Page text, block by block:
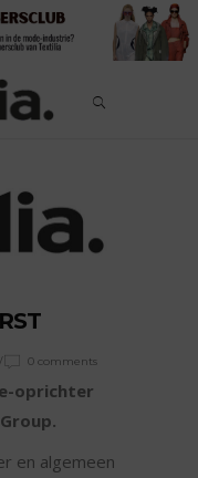
0 comments
oprichter
en algemeen